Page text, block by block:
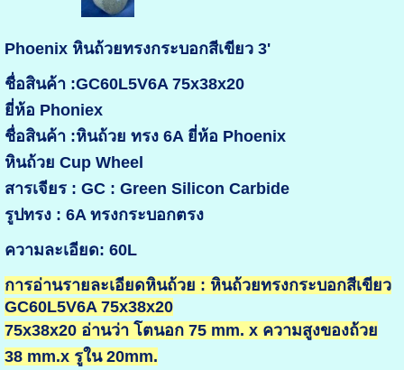
Phoenix หินถ้วยทรงกระบอกสีเขียว 3'
ชื่อสินค้า :GC60L5V6A 75x38x20
ยี่ห้อ Phoniex
ชื่อสินค้า :หินถ้วย ทรง 6A ยี่ห้อ Phoenix
หินถ้วย Cup Wheel
สารเจียร : GC : Green Silicon Carbide
รูปทรง : 6A ทรงกระบอกตรง
ความละเอียด: 60L
การอ่านรายละเอียดหินถ้วย : หินถ้วยทรงกระบอกสีเขียว
GC60L5V6A 75x38x20
75x38x20 อ่านว่า โตนอก 75 mm. x ความสูงของถ้วย
38 mm.x รูใน 20mm.